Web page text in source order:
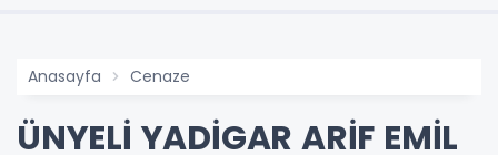
Anasayfa Cenaze
ÜNYELİ YADİGAR ARİF EMİL